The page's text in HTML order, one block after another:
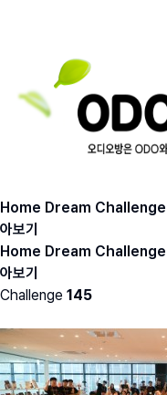
Home Dream Challenge
아보기
Home Dream Challenge
아보기
Challenge 145